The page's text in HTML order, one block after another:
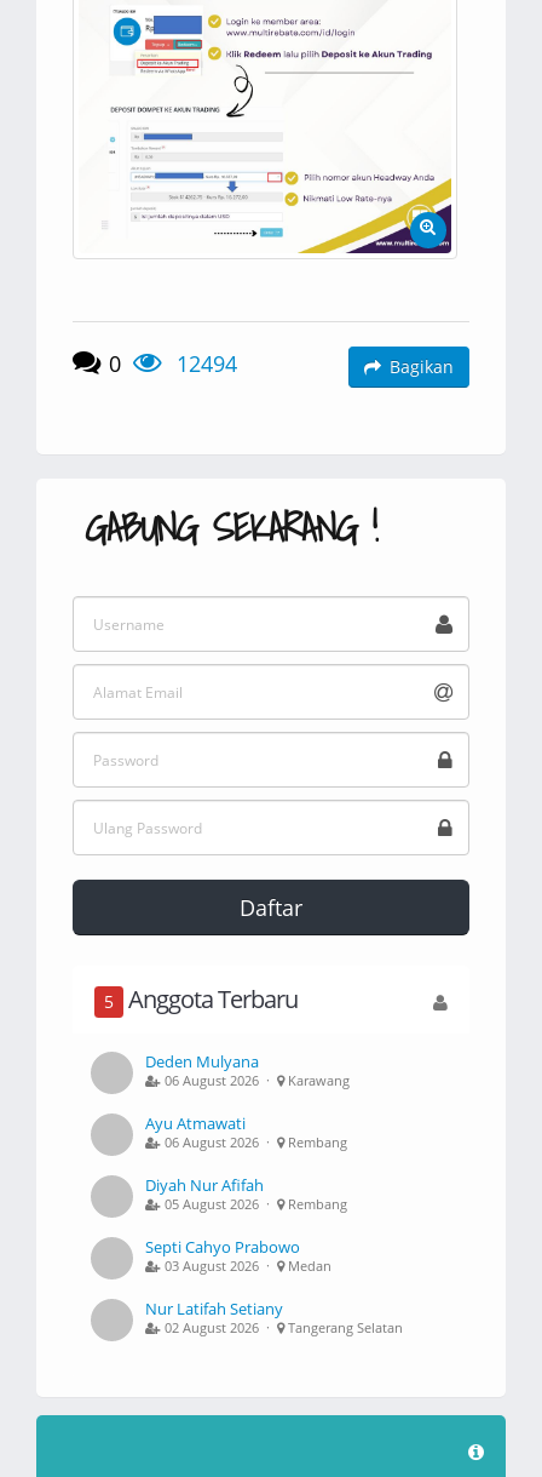
0 12494 Bagikan
GABUNG SEKARANG !
Daftar
5 Anggota Terbaru
Deden Mulyana
06 August 2026 · Karawang
Ayu Atmawati
06 August 2026 · Rembang
Diyah Nur Afifah
05 August 2026 · Rembang
Septi Cahyo Prabowo
03 August 2026 · Medan
Nur Latifah Setiany
02 August 2026 · Tangerang Selatan